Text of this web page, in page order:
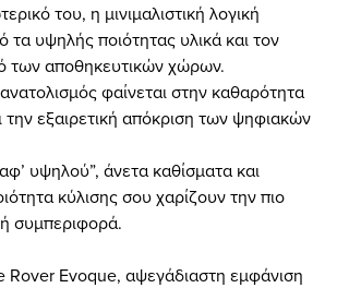
του, η μινιμαλιστική λογική
τα υψηλής ποιότητας υλικά και τον
των αποθηκευτικών χώρων.
φαίνεται στην καθαρότητα
εξαιρετική απόκριση των ψηφιακών
υψηλού”, άνετα καθίσματα και
κύλισης σου χαρίζουν την πιο
συμπεριφορά.
Rover Evoque, αψεγάδιαστη εμφάνιση